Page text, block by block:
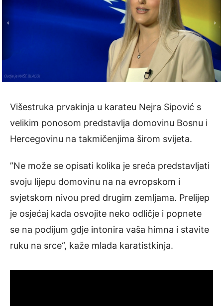
Višestruka prvakinja u karateu Nejra Sipović s
velikim ponosom predstavlja domovinu Bosnu i
Hercegovinu na takmičenjima širom svijeta.
”Ne može se opisati kolika je sreća predstavljati
svoju lijepu domovinu na na evropskom i
svjetskom nivou pred drugim zemljama. Prelijep
je osjećaj kada osvojite neko odličje i popnete
se na podijum gdje intonira vaša himna i stavite
ruku na srce“, kaže mlada karatistkinja.